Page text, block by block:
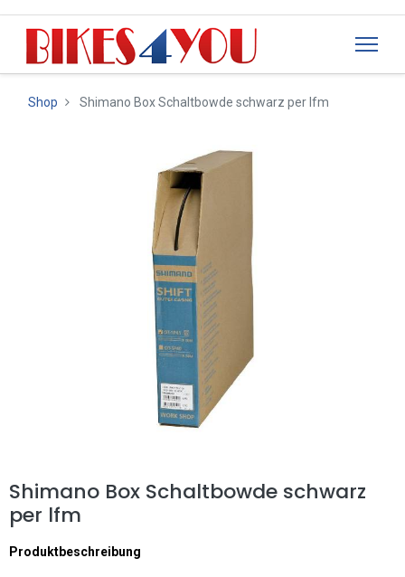
Shop Shimano Box Schaltbowde schwarz per lfm
Shimano Box Schaltbowde schwarz
per lfm
Produktbeschreibung